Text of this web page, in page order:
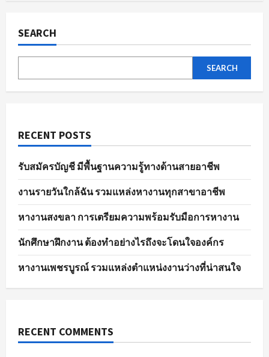
มี
pagination
SEARCH
SEARCH
RECENT POSTS
รับสมัครบัญชี มีพื้นฐานความรู้ทางด้านสายอาชีพ
งานรายวันใกล้ฉัน รวมแหล่งหางานทุกสาขาอาชีพ
หางานสงขลา การเตรียมความพร้อมรับมือการหางาน
นักศึกษาฝึกงาน ต้องทำอย่างไรถึงจะโดนใจองค์กร
หางานเพชรบูรณ์ รวมแหล่งตำแหน่งงานว่างที่น่าสนใจ
RECENT COMMENTS